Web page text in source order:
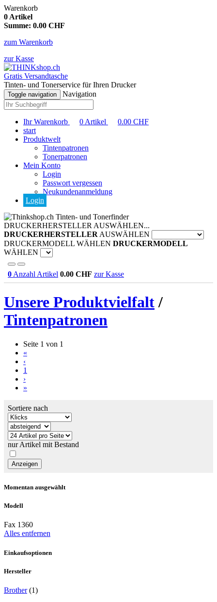
Warenkorb
0 Artikel
Summe: 0.00 CHF
zum Warenkorb
zur Kasse
Gratis Versandtasche
Tinten- und Tonerservice für Ihren Drucker
Toggle navigation Navigation
Ihr Warenkorb 0 Artikel 0.00 CHF
start
Produktwelt
Tintenpatronen
Tonerpatronen
Mein Konto
Login
Passwort vergessen
Neukundenanmeldung
Login
Tinten- und Tonerfinder
DRUCKERHERSTELLER AUSWÄHLEN...
DRUCKERHERSTELLER AUSWÄHLEN
DRUCKERMODELL WÄHLEN DRUCKERMODELL
WÄHLEN
0 Anzahl Artikel 0.00 CHF zur Kasse
Unsere Produktvielfalt/
Tintenpatronen
Seite 1 von 1
«
‹
1
›
»
Sortiere nach
nur Artikel mit Bestand
Momentan ausgewählt
Modell
Fax 1360
Alles entfernen
Einkaufsoptionen
Hersteller
Brother(1)